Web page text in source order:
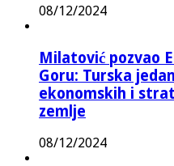
08/12/2024
Milatović pozvao
Goru: Turska
ekonomskih i
zemlje
08/12/2024